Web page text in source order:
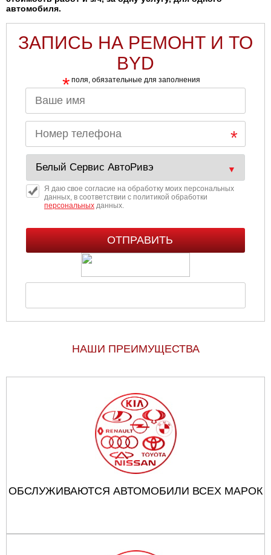
автомобиля.
ЗАПИСЬ НА РЕМОНТ И ТО
BYD
* поля, обязательные для заполнения
Я даю свое согласие на обработку моих персональных
данных, в соответствии с политикой обработки
персональныхданных.
НАШИ ПРЕИМУЩЕСТВА
ОБСЛУЖИВАЮТСЯ АВТОМОБИЛИ ВСЕХ МАРОК